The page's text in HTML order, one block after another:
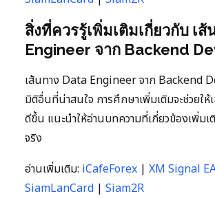
สิ่งที่ควรรู้เพิ่มเติมเกี่ยวกับ เ
Engineer จาก Backend
เส้นทาง Data Engineer จาก Backend
มิติอื่นที่น่าสนใจ การศึกษาเพิ่มเติมจะช่วยให้เ
ดีขึ้น แนะนำให้อ่านบทความที่เกี่ยวข้องเพิ่ม
จริง
อ่านเพิ่มเติม: iCafeForex | XM Signal
SiamLanCard | Siam2R